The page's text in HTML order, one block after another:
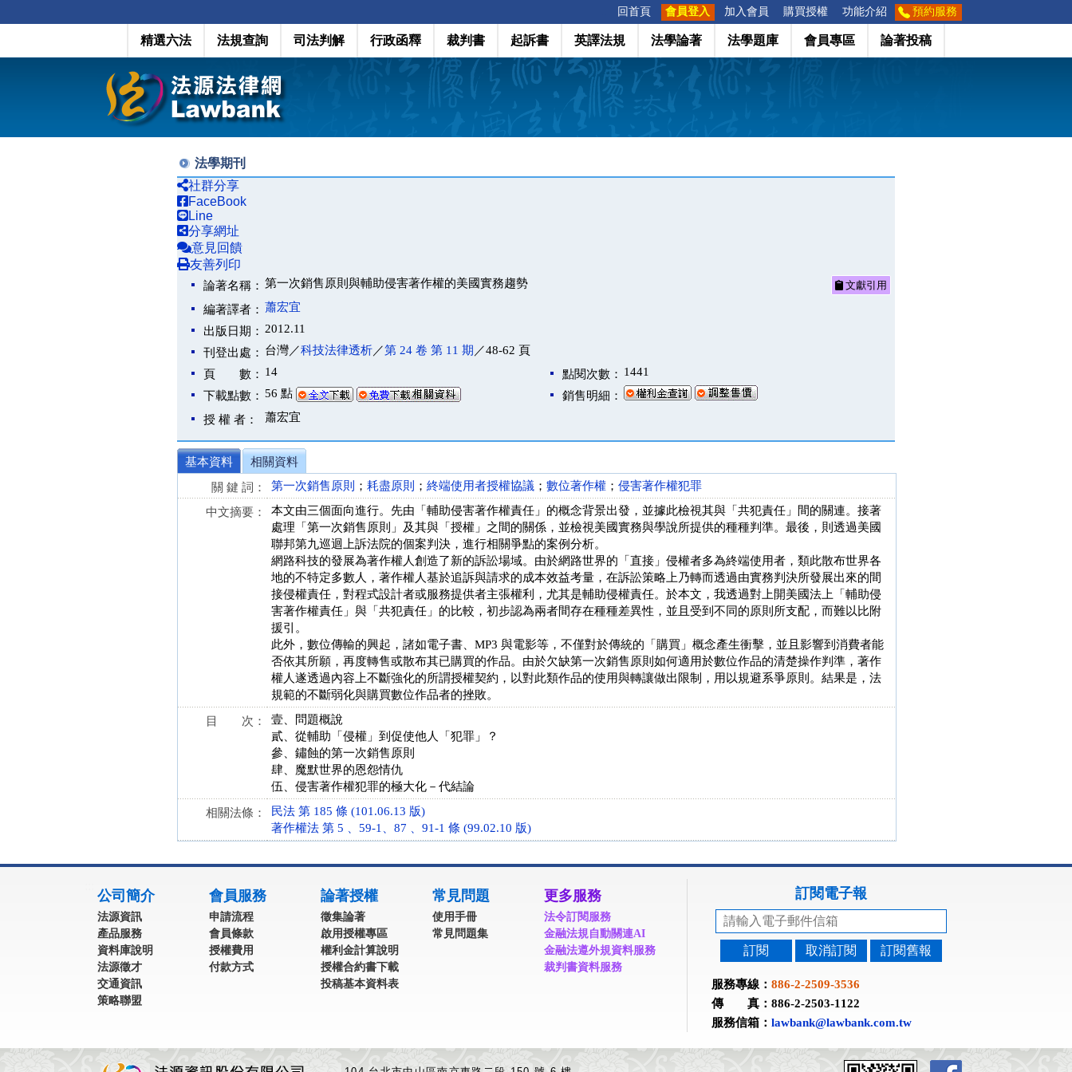
回首頁 會員登入 加入會員 購買授權 功能介紹 預約服務
精選六法 法規查詢 司法判解 行政函釋 裁判書 起訴書 英譯法規 法學論著 法學題庫 會員專區 論著投稿
法學期刊
社群分享
FaceBook
Line
分享網址
意見回饋
友善列印
論著名稱： 第一次銷售原則與輔助侵害著作權的美國實務趨勢 文獻引用
編著譯者： 蕭宏宜
出版日期： 2012.11
刊登出處： 台灣／科技法律透析／第 24 卷 第 11 期 ／48-62 頁
頁 數： 14 點閱次數： 1441
下載點數： 56 點
銷售明細：
授 權 者：
蕭宏宜
基本資料
相關資料
關 鍵 詞：
第一次銷售原則 ； 耗盡原則 ； 終端使用者授權協議 ； 數位著作權 ； 侵害著作權犯罪
中文摘要：
本文由三個面向進行。先由「輔助侵害著作權責任」的概念背景出發，並據此檢視其與「共犯責任」間的關連。接著
處理「第一次銷售原則」及其與「授權」之間的關係，並檢視美國實務與學說所提供的種種判準。最後，則透過美國
聯邦第九巡迴上訴法院的個案判決，進行相關爭點的案例分析。
網路科技的發展為著作權人創造了新的訴訟場域。由於網路世界的「直接」侵權者多為終端使用者，類此散布世界各
地的不特定多數人，著作權人基於追訴與請求的成本效益考量，在訴訟策略上乃轉而透過由實務判決所發展出來的間
接侵權責任，對程式設計者或服務提供者主張權利，尤其是輔助侵權責任。於本文，我透過對上開美國法上「輔助侵
害著作權責任」與「共犯責任」的比較，初步認為兩者間存在種種差異性，並且受到不同的原則所支配，而難以比附
援引。
此外，數位傳輸的興起，諸如電子書、MP3 與電影等，不僅對於傳統的「購買」概念產生衝擊，並且影響到消費者能
否依其所願，再度轉售或散布其已購買的作品。由於欠缺第一次銷售原則如何適用於數位作品的清楚操作判準，著作
權人遂透過內容上不斷強化的所謂授權契約，以對此類作品的使用與轉讓做出限制，用以規避系爭原則。結果是，法
規範的不斷弱化與購買數位作品者的挫敗。
目 次：
壹、問題概說
貳、從輔助「侵權」到促使他人「犯罪」？
參、鏽蝕的第一次銷售原則
肆、魔默世界的恩怨情仇
伍、侵害著作權犯罪的極大化－代結論
相關法條：
民法 第 185 條 (101.06.13 版)
著作權法 第 5 、59-1、87 、91-1 條 (99.02.10 版)
公司簡介
法源資訊
產品服務
資料庫說明
法源徵才
交通資訊
策略聯盟
會員服務
申請流程
會員條款
授權費用
付款方式
論著授權
徵集論著
啟用授權專區
權利金計算說明
授權合約書下載
投稿基本資料表
常見問題
使用手冊
常見問題集
更多服務
法令訂閱服務
金融法規自動關連AI
金融法遵外規資料服務
裁判書資料服務
訂閱電子報
訂閱 取消訂閱 訂閱舊報
服務專線： 886-2-2509-3536
傳 真：886-2-2503-1122
服務信箱： lawbank@lawbank.com.tw